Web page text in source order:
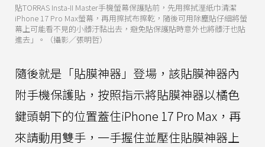
貼TORRAS Insta-II Master手機螢幕保護貼前，先用擦拭溼紙巾清潔
iPhone 17 Pro Max螢幕，再用擦拭布擦乾，隨後可用除塵貼仔細將螢
幕上可能看不見的小髒汙黏出去，避免貼保護貼時意外也將髒汙也貼
進去」。（攝影／張明哲）
隨後就是「貼膜神器」登場，該貼膜神器內
附手機保護貼，按照指示將貼膜神器以橘色
鍵頭朝下的位置蓋住iPhone 17 Pro Max，再
來請動用雙手，一手握住並壓住貼膜神器上